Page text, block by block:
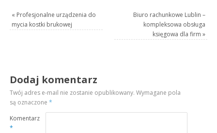
« Profesjonalne urządzenia do
mycia kostki brukowej
Biuro rachunkowe Lublin –
kompleksowa obsługa
księgowa dla firm »
Dodaj komentarz
Twój adres e-mail nie zostanie opublikowany. Wymagane pola
są oznaczone*
Komentarz
*